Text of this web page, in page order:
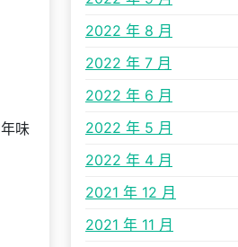
味
2022 年 8 月
2022 年 7 月
2022 年 6 月
2022 年 5 月
2022 年 4 月
2021 年 12 月
2021 年 11 月